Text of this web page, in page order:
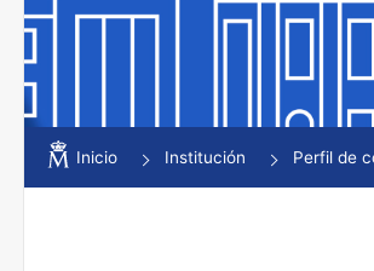
Mostrar/Ocultar
Mostrar/Ocultar
Inicio Institución Perfil de